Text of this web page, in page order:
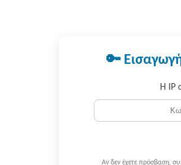
🔑
Η IP
Αν δεν έχετε πρόσβαση,